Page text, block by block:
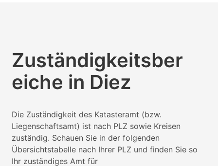
Zuständigkeitsber
eiche in Diez
Die Zuständigkeit des Katasteramt (bzw.
Liegenschaftsamt) ist nach PLZ sowie Kreisen
zuständig. Schauen Sie in der folgenden
Übersichtstabelle nach Ihrer PLZ und finden Sie so
Ihr zuständiges Amt für